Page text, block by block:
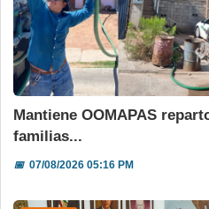
Mantiene OOMAPAS
familias...
📅07/08/2026 05:16 PM